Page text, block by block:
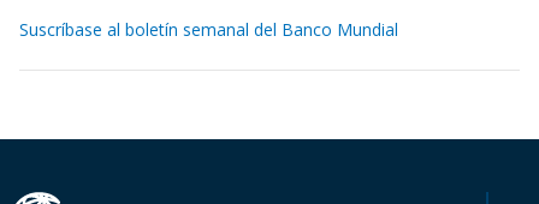
Suscríbase al boletín semanal del Banco Mundial